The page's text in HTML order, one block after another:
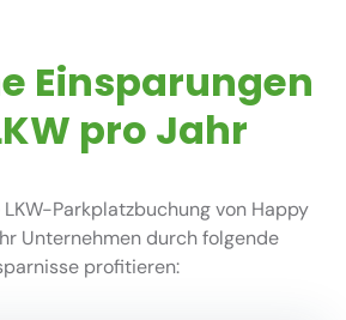
Einsparungen
pro Jahr
Parkplatzbuchung von Happy
Unternehmen durch folgende
profitieren: